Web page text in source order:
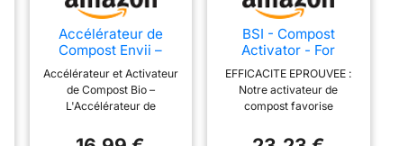
Accélérateur de
Compost Envii –
Activateur de
Compost Bio,
Bacterie Naturelles
pour Accélérer le
Accélérateur et Activateur
de Compost Bio –
L'Accélérateur de
décomposition des
BSI - Compost
Activator - For
Mowed Grass -
Prevents
Acidification -
Aerates Compost -
EFFICACITE EPROUVEE :
Notre activateur de
compost favorise
décomposition naturelle